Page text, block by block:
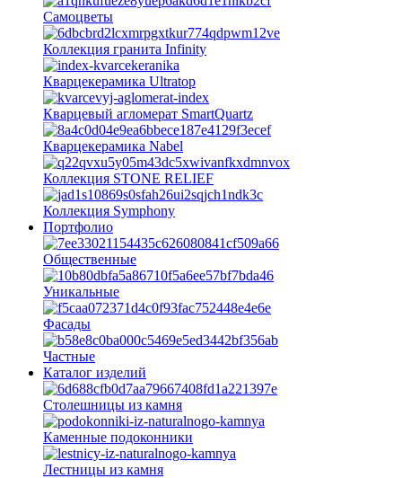
Самоцветы
Коллекция гранита Infinity
Кварцекерамика Ultratop
Кварцевый агломерат SmartQuartz
Кварцекерамика Nabel
Коллекция STONE RELIEF
Коллекция Symphony
Портфолио
Общественные
Уникальные
Фасады
Частные
Каталог изделий
Столешницы из камня
Каменные подоконники
Лестницы из камня